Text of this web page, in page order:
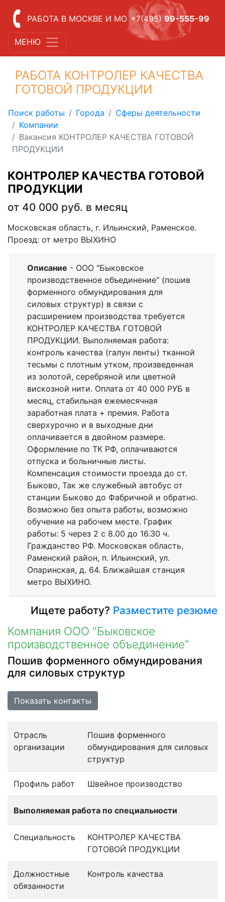
РАБОТА В МОСКВЕ И МО +7(495) 99-555-99
МЕНЮ
РАБОТА КОНТРОЛЕР КАЧЕСТВА
ГОТОВОЙ ПРОДУКЦИИ
Поиск работы Города
Сферы деятельности
Компании
Вакансия КОНТРОЛЕР КАЧЕСТВА ГОТОВОЙ
ПРОДУКЦИИ
КОНТРОЛЕР КАЧЕСТВА ГОТОВОЙ
ПРОДУКЦИИ
от 40 000 руб. в месяц
Московская область, г. Ильинский, Раменское.
Проезд: от метро ВЫХИНО
Описание - ООО "Быковское
производственное объединение" (пошив
форменного обмундирования для
силовых структур) в связи с
расширением производства требуется
КОНТРОЛЕР КАЧЕСТВА ГОТОВОЙ
ПРОДУКЦИИ. Выполняемая работа:
контроль качества (галун ленты) тканной
тесьмы с плотным утком, произведенная
из золотой, серебряной или цветной
вискозной нити. Оплата от 40 000 РУБ в
месяц, стабильная ежемесячная
заработная плата + премия. Работа
сверхурочно и в выходные дни
оплачивается в двойном размере.
Оформление по ТК РФ, оплачиваются
отпуска и больничные листы.
Компенсация стоимости проезда до ст.
Быково, Так же служебный автобус от
станции Быково до Фабричной и обратно.
Возможно без опыта работы, возможно
обучение на рабочем месте. График
работы: 5 через 2 с 8.00 до 16.30 ч.
Гражданство РФ. Московская область,
Раменский район, п. Ильинский, ул.
Опаринская, д. 64. Ближайшая станция
метро ВЫХИНО.
Ищете работу? Разместите резюме
Компания ООО "Быковское
производственное объединение"
Пошив форменного обмундирования
для силовых структур
Показать контакты
Отрасль
организации
Пошив форменного
обмундирования для силовых
структур
Профиль работ Швейное производство
Выполняемая работа по специальности
Специальность
КОНТРОЛЕР КАЧЕСТВА
ГОТОВОЙ ПРОДУКЦИИ
Должностные
обязанности
Контроль качества